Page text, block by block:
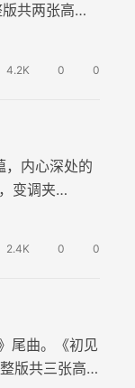
共两张高清
4.2K 0 0
，内心深处的
变调夹
2.4K 0 0
尾曲。《初见
版共三张高